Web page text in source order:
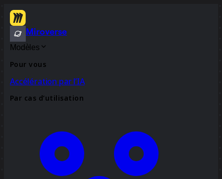
Miroverse
Modèles
Pour vous
Accélération par l’IA
Par cas d’utilisation